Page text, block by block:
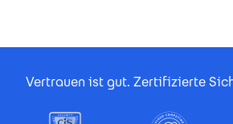
Vertrauen ist gut. Zertifizierte